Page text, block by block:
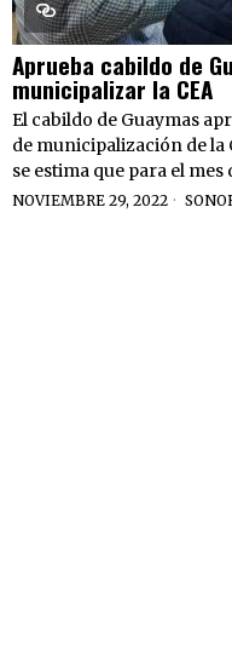
Aprueba cabildo de
municipalizar la CEA
El cabildo de Guaymas
de municipalización de la
se estima que para el
NOVIEMBRE 29, 2022